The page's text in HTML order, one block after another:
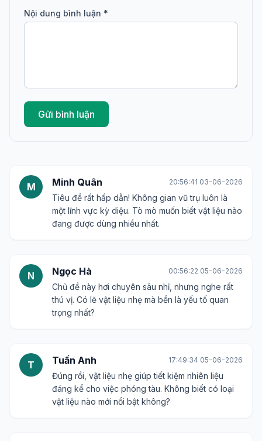
Nội dung bình luận *
Gửi bình luận
M Minh Quân 20:56:41 03-06-2026
Tiêu đề rất hấp dẫn! Không gian vũ trụ luôn là
một lĩnh vực kỳ diệu. Tò mò muốn biết vật liệu nào
đang được dùng nhiều nhất.
N Ngọc Hà 00:56:22 05-06-2026
Chủ đề này hơi chuyên sâu nhỉ, nhưng nghe rất
thú vị. Có lẽ vật liệu nhẹ mà bền là yếu tố quan
trọng nhất?
T Tuấn Anh 17:49:34 05-06-2026
Đúng rồi, vật liệu nhẹ giúp tiết kiệm nhiên liệu
đáng kể cho việc phóng tàu. Không biết có loại
vật liệu nào mới nổi bật không?